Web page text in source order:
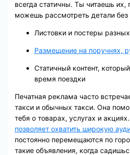
всегда статичны. Ты читаешь их,
можешь рассмотреть детали без
Листовки и постеры
Размещение на поручнях,
Статичный контент,
время поездки
Печатная реклама часто
такси и обычных такси. Она
тебя о товарах, услугах и акциях.
позволяет охватить широкую
постоянно перемещаются по
такие объявления, когда